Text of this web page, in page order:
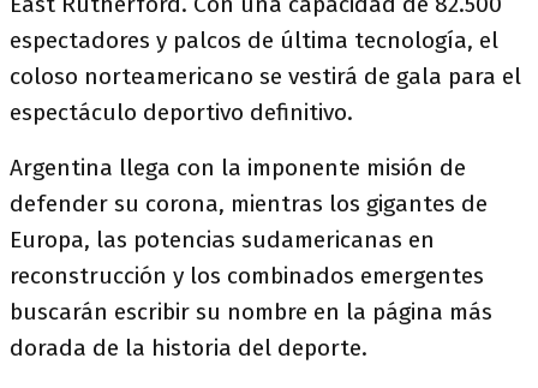
espectadores y palcos de última tecnología, el
coloso norteamericano se vestirá de gala para el
espectáculo deportivo definitivo.
Argentina llega con la imponente misión de
defender su corona, mientras los gigantes de
Europa, las potencias sudamericanas en
reconstrucción y los combinados emergentes
buscarán escribir su nombre en la página más
dorada de la historia del deporte.